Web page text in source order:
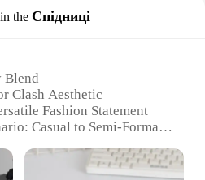
the Спідниці
Blend
Clash Aesthetic
Fashion Statement
Casual to Semi-Formal
or Quantity: Available in